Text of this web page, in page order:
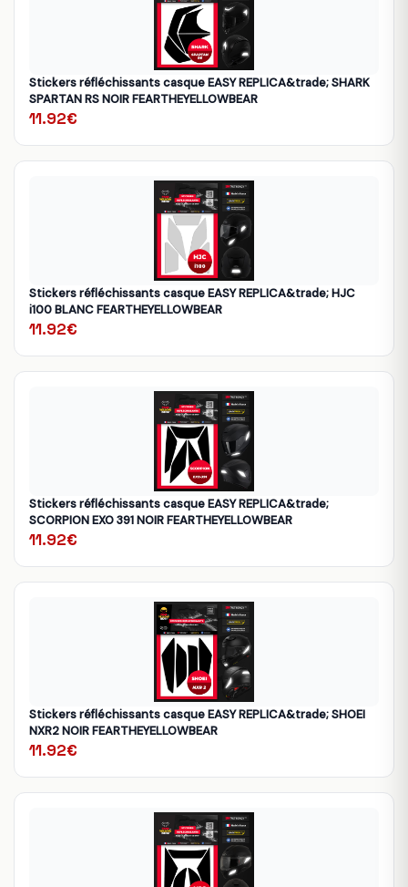
Stickers réfléchissants casque EASY REPLICA&trade; SHARK
SPARTAN RS NOIR FEARTHEYELLOWBEAR
11.92€
Stickers réfléchissants casque EASY REPLICA&trade; HJC
i100 BLANC FEARTHEYELLOWBEAR
11.92€
Stickers réfléchissants casque EASY REPLICA&trade;
SCORPION EXO 391 NOIR FEARTHEYELLOWBEAR
11.92€
Stickers réfléchissants casque EASY REPLICA&trade; SHOEI
NXR2 NOIR FEARTHEYELLOWBEAR
11.92€